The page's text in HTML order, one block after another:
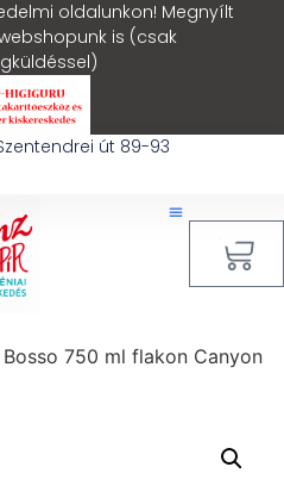
oldalunkon! Megnyílt
is (csak
út 89-93
750 ml flakon Canyon